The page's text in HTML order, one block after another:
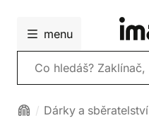
menu
Vyhledávání
Dárky a sběratelství